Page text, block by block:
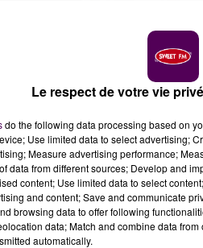
dernier, Didier Ollé-Nicolle
la Ligue des Champions.
Le respect de votre vie
do the following data processing based on
Use limited data to select advertising;
Measure advertising performance;
data from different sources; Develop and
content; Use limited data to select
and content; Save and communicate
browsing data to offer following
data; Match and combine data
automatically.